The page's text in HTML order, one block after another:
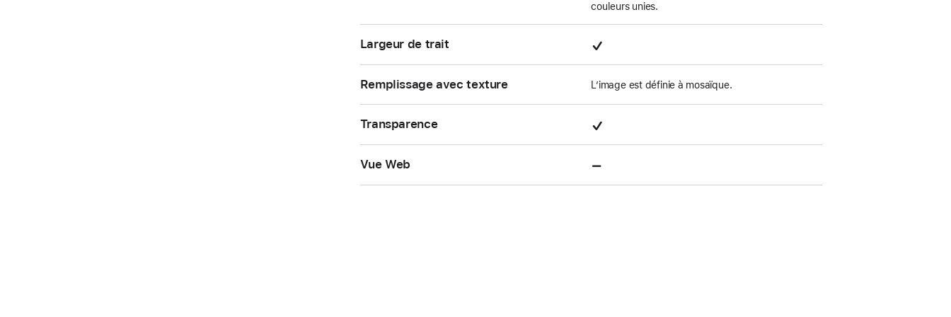
couleurs unies.
Largeur de trait
Pris
en
charge
Remplissage avec texture L’image est définie à mosaïque.
Transparence
Pris
en
charge
Vue Web
Non
pris